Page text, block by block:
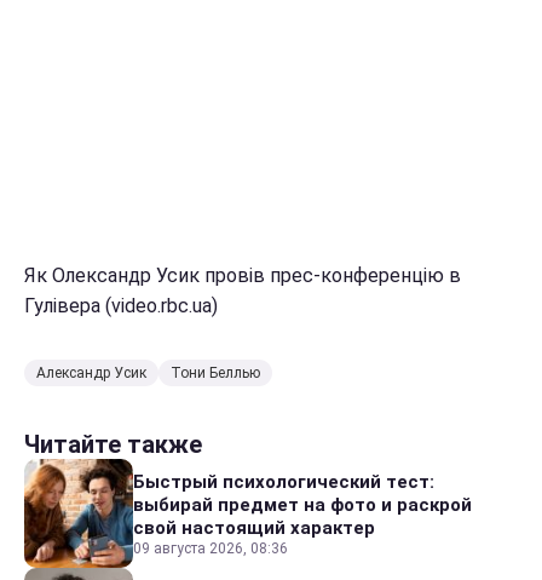
Як Олександр Усик провів прес-конференцію в
Гулівера (video.rbc.ua)
Александр Усик Тони Беллью
Читайте также
Быстрый психологический тест:
выбирай предмет на фото и раскрой
свой настоящий характер
09 августа 2026, 08:36